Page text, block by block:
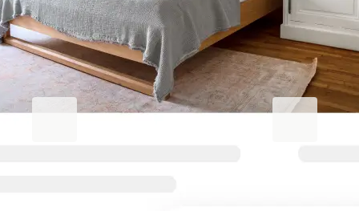
Sublimez votre séjour à Vila de
Gràcia